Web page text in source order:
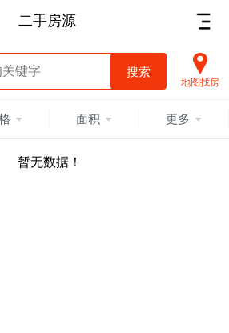
二手房源
地图找房
面积 更多
暂无数据！